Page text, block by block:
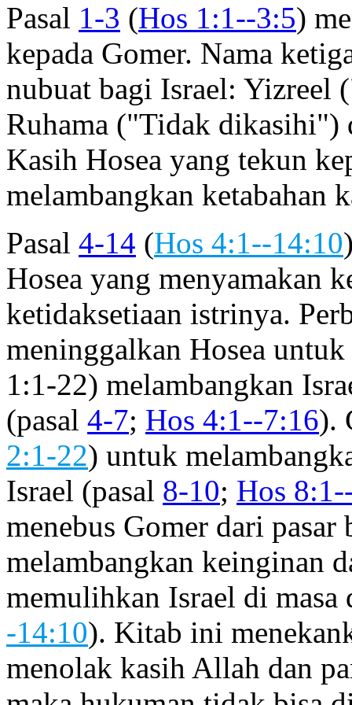
Pasal 1-3 (Hos 1:1--3:5)
kepada Gomer. Nama
nubuat bagi Israel: Yizreel
Ruhama ("Tidak
Kasih Hosea yang tekun
melambangkan ketabahan
Pasal 4-14 (Hos 4:1--14:10
Hosea yang menyamakan
ketidaksetiaan istrinya.
meninggalkan Hosea
1:1-22) melambangkan
(pasal 4-7; Hos 4:1--7:16).
2:1-22) untuk
Israel (pasal 8-10; Hos
menebus Gomer dari
melambangkan keinginan
memulihkan Israel di masa
-14:10). Kitab ini
menolak kasih Allah dan